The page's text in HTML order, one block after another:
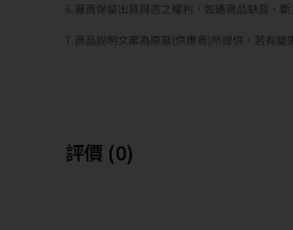
6.廠商保留出貨與否之權利，如遇商品缺貨、斷
7.商品說明文案為原廠(供應商)所提供，若有變
評價 (0)